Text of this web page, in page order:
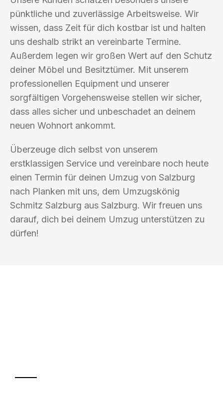
pünktliche und zuverlässige Arbeitsweise. Wir
wissen, dass Zeit für dich kostbar ist und halten
uns deshalb strikt an vereinbarte Termine.
Außerdem legen wir großen Wert auf den Schutz
deiner Möbel und Besitztümer. Mit unserem
professionellen Equipment und unserer
sorgfältigen Vorgehensweise stellen wir sicher,
dass alles sicher und unbeschadet an deinem
neuen Wohnort ankommt.
Überzeuge dich selbst von unserem
erstklassigen Service und vereinbare noch heute
einen Termin für deinen Umzug von Salzburg
nach Planken mit uns, dem Umzugskönig
Schmitz Salzburg aus Salzburg. Wir freuen uns
darauf, dich bei deinem Umzug unterstützen zu
dürfen!